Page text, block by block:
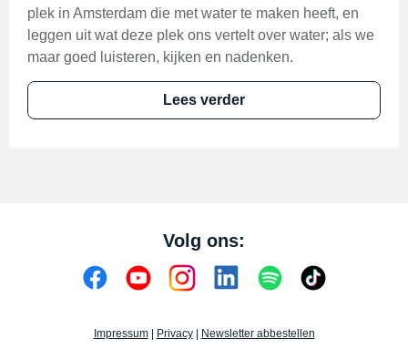
plek in Amsterdam die met water te maken heeft, en
leggen uit wat deze plek ons vertelt over water; als we
maar goed luisteren, kijken en nadenken.
Lees verder
Volg ons:
Impressum| Privacy| Newsletter abbestellen